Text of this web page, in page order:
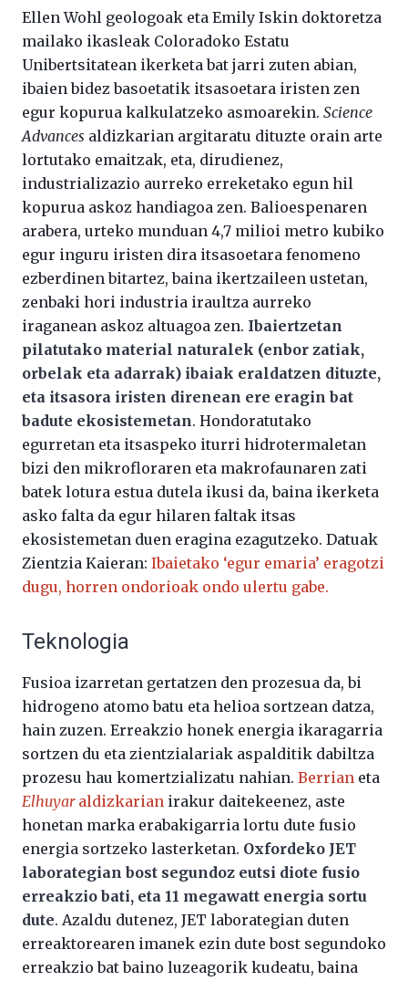
Ellen Wohl geologoak eta Emily Iskin doktoretza
mailako ikasleak Coloradoko Estatu
Unibertsitatean ikerketa bat jarri zuten abian,
ibaien bidez basoetatik itsasoetara iristen zen
egur kopurua kalkulatzeko asmoarekin. Science
Advances aldizkarian argitaratu dituzte orain arte
lortutako emaitzak, eta, dirudienez,
industrializazio aurreko erreketako egun hil
kopurua askoz handiagoa zen. Balioespenaren
arabera, urteko munduan 4,7 milioi metro kubiko
egur inguru iristen dira itsasoetara fenomeno
ezberdinen bitartez, baina ikertzaileen ustetan,
zenbaki hori industria iraultza aurreko
iraganean askoz altuagoa zen. Ibaiertzetan
pilatutako material naturalek (enbor zatiak,
orbelak eta adarrak) ibaiak eraldatzen dituzte,
eta itsasora iristen direnean ere eragin bat
badute ekosistemetan. Hondoratutako
egurretan eta itsaspeko iturri hidrotermaletan
bizi den mikrofloraren eta makrofaunaren zati
batek lotura estua dutela ikusi da, baina ikerketa
asko falta da egur hilaren faltak itsas
ekosistemetan duen eragina ezagutzeko. Datuak
Zientzia Kaieran: Ibaietako ‘egur emaria’ eragotzi
dugu, horren ondorioak ondo ulertu gabe.
Teknologia
Fusioa izarretan gertatzen den prozesua da, bi
hidrogeno atomo batu eta helioa sortzean datza,
hain zuzen. Erreakzio honek energia ikaragarria
sortzen du eta zientzialariak aspalditik dabiltza
prozesu hau komertzializatu nahian. Berrian eta
Elhuyaraldizkarian irakur daitekeenez, aste
honetan marka erabakigarria lortu dute fusio
energia sortzeko lasterketan. Oxfordeko JET
laborategian bost segundoz eutsi diote fusio
erreakzio bati, eta 11 megawatt energia sortu
dute. Azaldu dutenez, JET laborategian duten
erreaktorearen imanek ezin dute bost segundoko
erreakzio bat baino luzeagorik kudeatu, baina